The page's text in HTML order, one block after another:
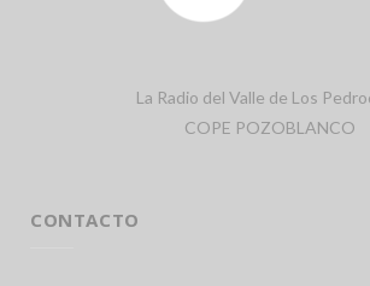
La Radio del Valle de Los
COPE POZOBLANCO
CONTACTO